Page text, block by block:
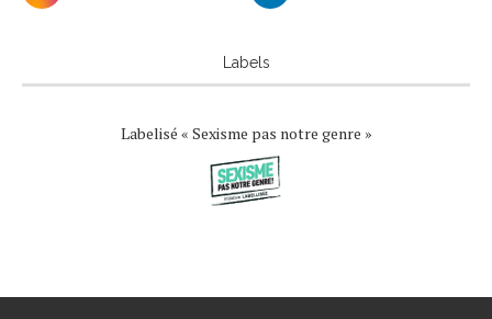
Labels
Labelisé « Sexisme pas notre genre »